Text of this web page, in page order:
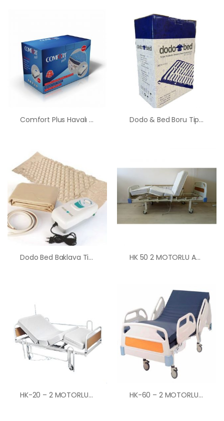
Comfort Plus Havalı Yatak Baklava Tipi Hasta Yatağı Dodo & Bed Boru Tipi Havalı Yatak Ankara Hasta Yatağı
Dodo Bed Baklava Tipi Havalı Yatak Ankara Hasta Yatağı HK 50 2 MOTORLU ABS BAŞLIKLI MERDİVEN KORKULUKLU HASTA KARYOLASI Ankara Kiralık Hasta Karyolası Hasta Yatağı Ankara
HK-20 – 2 MOTORLU EKONOMİK HASTA KARYOLASI ANKARA HK-60 – 2 MOTORLU ABS HASTANE TİPİ HASTA KARYOLASI ANKARA HASTA KARYOLASI KİRALAMA VE SATIŞ